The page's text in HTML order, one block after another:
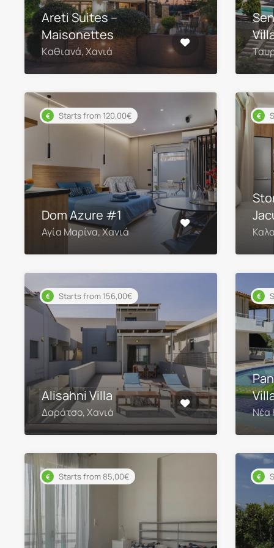
Areti Suites –
Maisonettes
Kαθιανά, Χανιά
Starts from 120,00€
Dom Azure #1
Αγία Μαρίνα, Χανιά
Starts from 156,00€
Alisahni Villa
Δαράτσο, Χανιά Νέα
Starts from 85,00€